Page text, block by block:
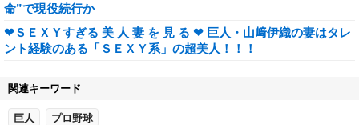
命”で現役続行か
❤ＳＥＸＹすぎる 美 人 妻 を 見 る ❤ 巨人・山﨑伊織の妻はタレ
ント経験のある「ＳＥＸＹ系」の超美人！！！
関連キーワード
巨人 プロ野球